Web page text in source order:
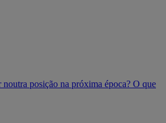
posição na próxima época? O que